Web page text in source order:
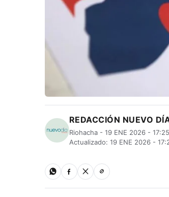
REDACCIÓN NUEVO
Riohacha - 19 ENE 2026 -
Actualizado: 19 ENE 2026 -